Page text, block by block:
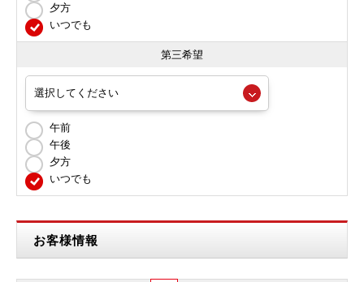
夕方
いつでも
第三希望
午前
午後
夕方
いつでも
お客様情報